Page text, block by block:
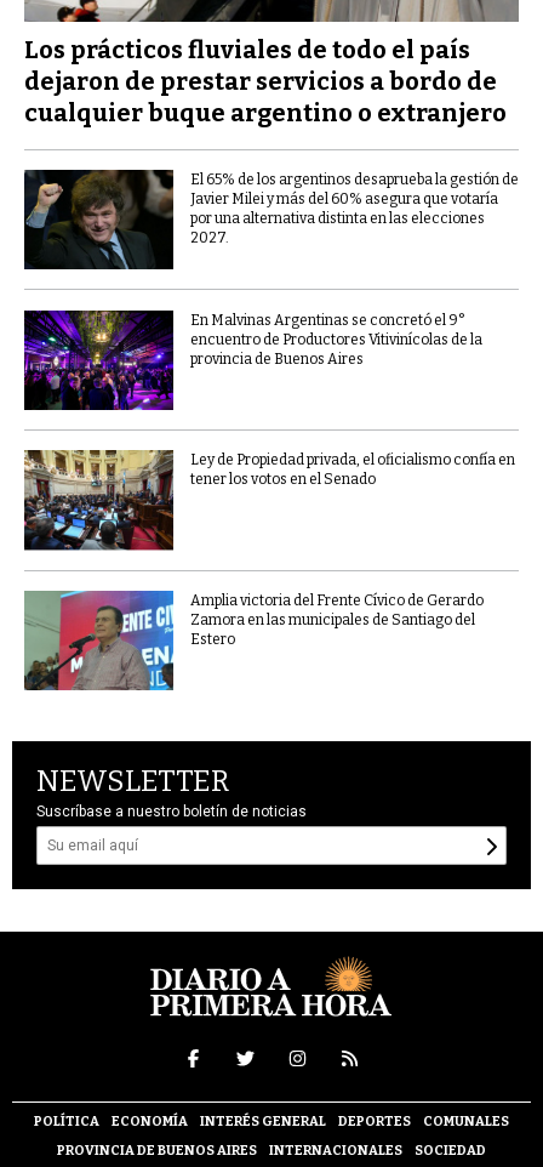
Los prácticos fluviales de todo el país
dejaron de prestar servicios a bordo de
cualquier buque argentino o extranjero
El 65% de los argentinos desaprueba la gestión de
Javier Milei y más del 60% asegura que votaría
por una alternativa distinta en las elecciones
2027.
En Malvinas Argentinas se concretó el 9°
encuentro de Productores Vitivinícolas de la
provincia de Buenos Aires
Ley de Propiedad privada, el oficialismo confía en
tener los votos en el Senado
Amplia victoria del Frente Cívico de Gerardo
Zamora en las municipales de Santiago del
Estero
NEWSLETTER
Suscríbase a nuestro boletín de noticias
POLÍTICA ECONOMÍA INTERÉS GENERAL DEPORTES
COMUNALES
PROVINCIA DE BUENOS AIRES
INTERNACIONALES SOCIEDAD